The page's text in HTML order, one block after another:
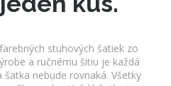
stuhových šatiek zo
a ručnému šitiu je každá
nebude rovnaká. Všetky